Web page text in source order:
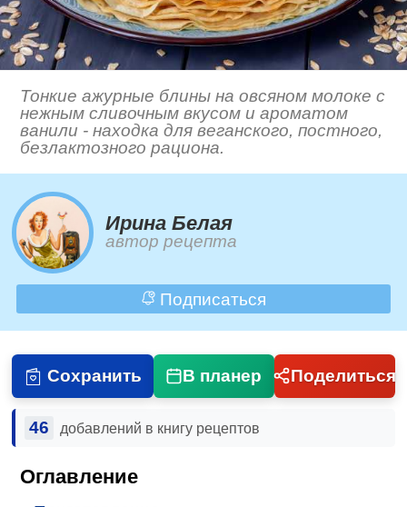
Тонкие ажурные блины на овсяном молоке с
нежным сливочным вкусом и ароматом
ванили - находка для веганского, постного,
безлактозного рациона.
Ирина Белая
автор рецепта
Подписаться
Сохранить В планер Поделиться
46 добавлений в книгу рецептов
Оглавление